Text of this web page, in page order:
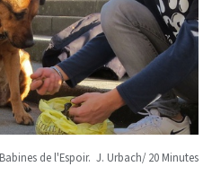
de l'Espoir. J. Urbach/ 20 Minutes